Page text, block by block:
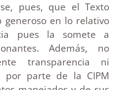
pues, que el Texto
generoso en lo relativo
pues la somete a
Además, no
transparencia ni
por parte de la CIPM